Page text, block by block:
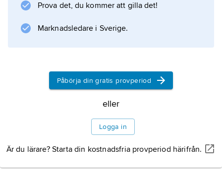
Prova det, du kommer att gilla det!
Marknadsledare i Sverige.
Påbörja din gratis provperiod
eller
Logga in
Är du lärare? Starta din kostnadsfria provperiod härifrån.